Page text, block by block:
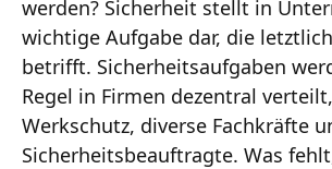
werden? Sicherheit stellt in
wichtige Aufgabe dar, die
betrifft. Sicherheitsaufgaben
Regel in Firmen dezentral
Werkschutz, diverse Fachkräfte
Sicherheitsbeauftragte. Was